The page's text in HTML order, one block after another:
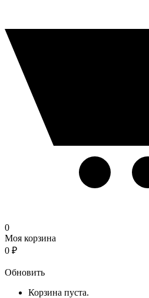
0
Моя корзина
0 ₽
Обновить
Корзина пуста.